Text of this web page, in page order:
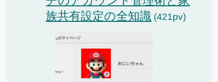
族共有設定の全知識 (421pv)